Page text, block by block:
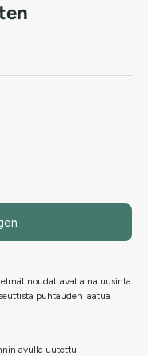
noudattavat aina uusinta
puhtauden laatua
avulla uutettu